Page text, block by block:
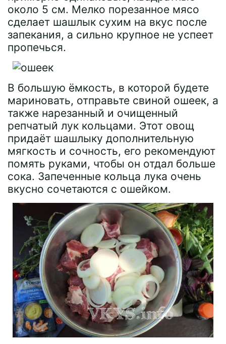
около 5 см. Мелко порезанное мясо
сделает шашлык сухим на вкус после
запекания, а сильно крупное не успеет
пропечься.
В большую ёмкость, в которой будете
мариновать, отправьте свиной ошеек, а
также нарезанный и очищенный
репчатый лук кольцами. Этот овощ
придаёт шашлыку дополнительную
мягкость и сочность, его рекомендуют
помять руками, чтобы он отдал больше
сока. Запеченные кольца лука очень
вкусно сочетаются с ошейком.